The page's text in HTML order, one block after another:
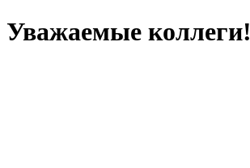
Уважаемые коллеги!